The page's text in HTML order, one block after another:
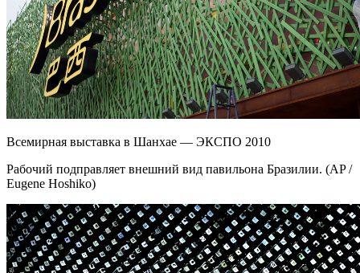
Всемирная выставка в Шанхае — ЭКСПО 2010
Рабочий подправляет внешний вид павильона Бразилии. (AP /
Eugene Hoshiko)